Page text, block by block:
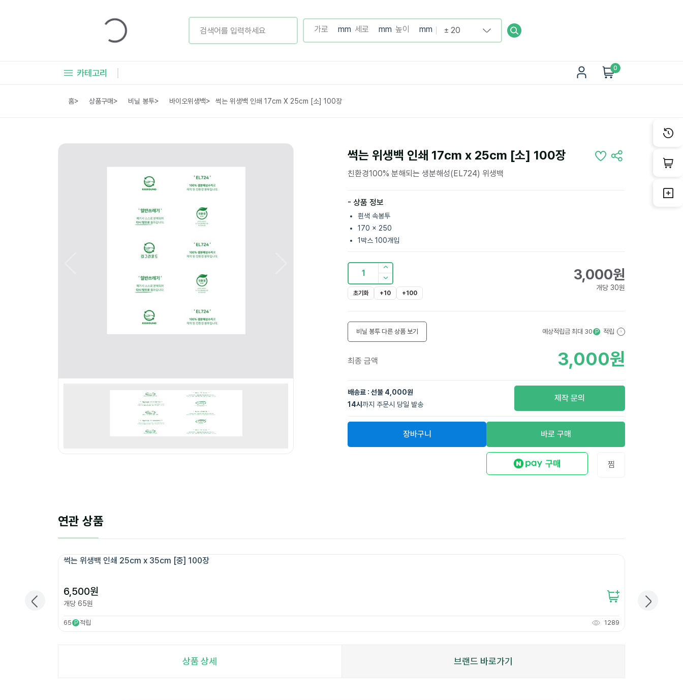
카테고리 0
홈> 상품구매> 비닐 봉투> 바이오위생백> 썩는 위생백 인쇄 17cm X 25cm [소] 100장
썩는 위생백 인쇄 17cm x 25cm [소] 100장
친환경100% 분해되는 생분해성(EL724) 위생백
- 상품 정보
흰색 속봉투
170 x 250
1박스 100개입
1
초기화 +10 +100
3,000원
개당 30원
비닐 봉투 다른 상품 보기 예상적립금 최대 30 P 적립 ?
최종 금액 3,000원
배송료 : 선불 4,000원
14시 까지 주문시 당일 발송
제작 문의
장바구니 바로 구매
찜
연관 상품
썩는 위생백 인쇄 25cm x 35cm [중] 100장
6,500원
개당 65원
65 P 적립 1289
50
상품 상세 브랜드 바로가기